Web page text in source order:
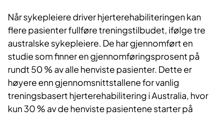
Når sykepleiere driver hjerterehabiliteringen kan
flere pasienter fullføre treningstilbudet, ifølge tre
australske sykepleiere. De har gjennomført en
studie som finner en gjennomføringsprosent på
rundt 50 % av alle henviste pasienter. Dette er
høyere enn gjennomsnittstallene for vanlig
treningsbasert hjerterehabilitering i Australia, hvor
kun 30 % av de henviste pasientene starter på